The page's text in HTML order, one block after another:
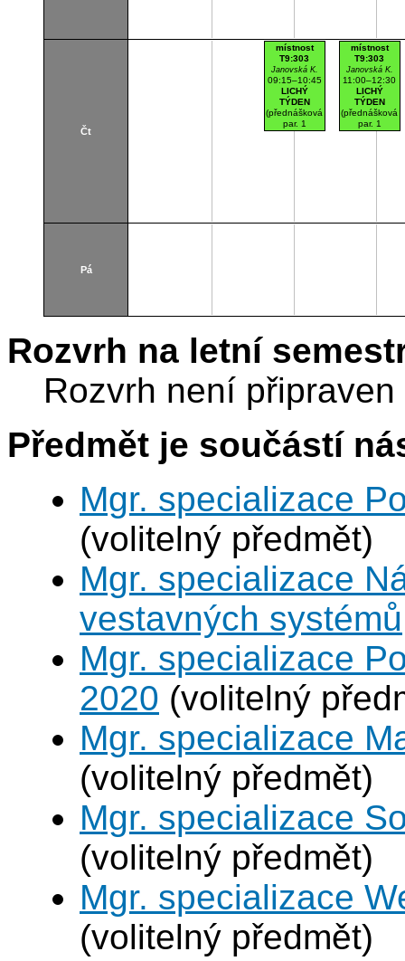
Čt
místnost
T9:303
Janovská K.
09:15–10:45
LICHÝ
TÝDEN
(přednášková
par. 1
místnost
T9:303
Janovská K.
11:00–12:30
LICHÝ
TÝDEN
(přednášková
par. 1
Pá
Rozvrh na letní
Rozvrh není připraven
Předmět je součástí
Mgr. specializace
(volitelný předmět)
Mgr. specializace
vestavných
Mgr. specializace
2020 (volitelný
Mgr. specializace
(volitelný předmět)
Mgr. specializace
(volitelný předmět)
Mgr. specializace
(volitelný předmět)